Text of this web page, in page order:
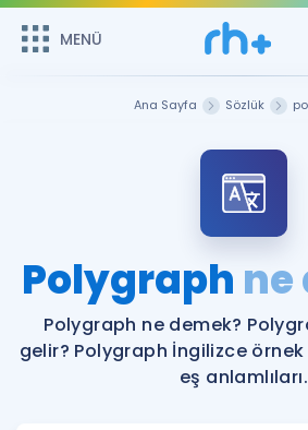
MENÜ
Şifremi
ÜYE DEĞİLİM
Sepetin Şu An
Remzi Hoca ile seni sınava
bekliyor!
MENÜ
Katılımcı Görüşleri
Faydalı Araçlar
Ana Sayfa Sözlük
Polygraph ne
Polygraph ne demek?
gelir? Polygraph İngilizce
eş anlamlıları.